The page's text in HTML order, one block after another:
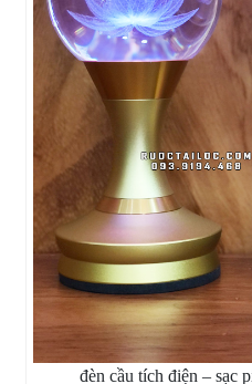
đèn cầu tích điện – sạc